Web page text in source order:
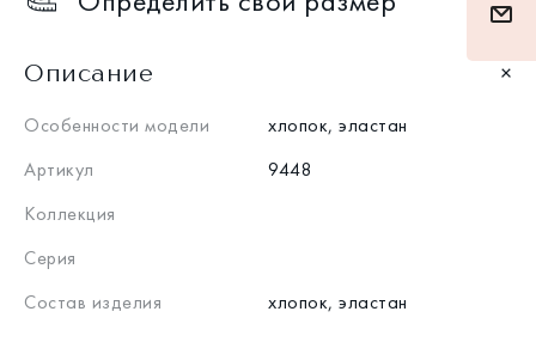
Описание
Особенности модели
хлопок, эластан
Артикул
9448
Коллекция
Серия
Состав изделия
хлопок, эластан